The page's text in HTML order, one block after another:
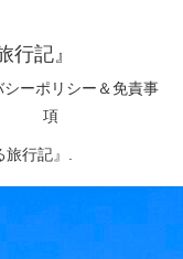
行記』
シーポリシー＆免責事
項
旅行記』.